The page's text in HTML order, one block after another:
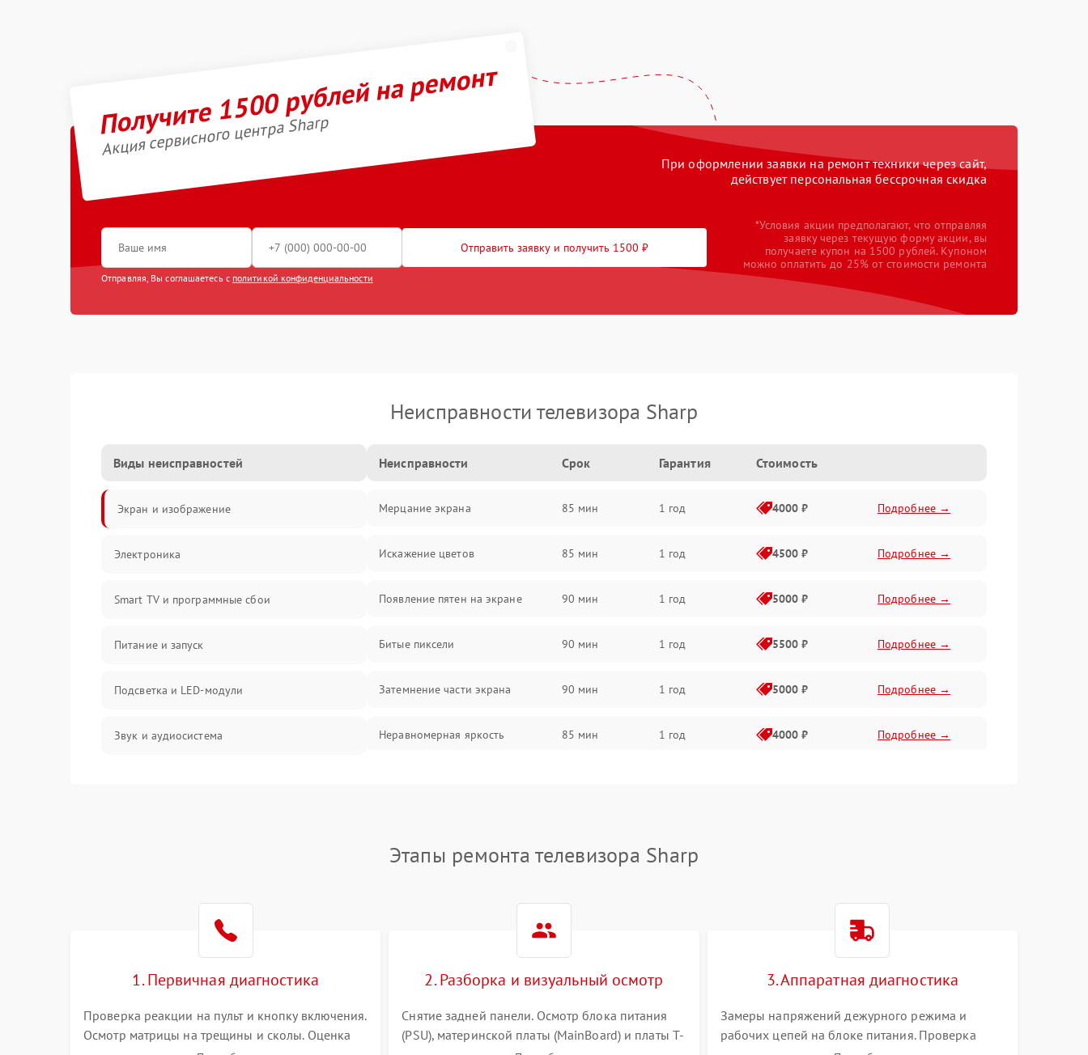
Получите 1500 рублей на ремонт
Акция сервисного центра Sharp
При оформлении заявки на ремонт техники через сайт,
действует персональная бессрочная скидка
Отправить заявку и получить 1500 ₽
Отправляя, Вы соглашаетесь с политикой конфиденциальности
*Условия акции предполагают, что отправляя
заявку через текущую форму акции, вы
получаете купон на 1500 рублей. Купоном
можно оплатить до 25% от стоимости ремонта
Неисправности телевизора Sharp
Виды неисправностей
Экран и изображение
Электроника
Smart TV и программные сбои
Питание и запуск
Подсветка и LED-модули
Звук и аудиосистема
Программное обеспечение
Корпус и механика
Неисправности Срок Гарантия Стоимость
Мерцание экрана 85 мин 1 год 4000 ₽ Подробнее →
Искажение цветов 85 мин 1 год 4500 ₽ Подробнее →
Появление пятен на экране 90 мин 1 год 5000 ₽ Подробнее →
Битые пиксели 90 мин 1 год 5500 ₽ Подробнее →
Затемнение части экрана 90 мин 1 год 5000 ₽ Подробнее →
Неравномерная яркость 85 мин 1 год 4000 ₽ Подробнее →
Этапы ремонта телевизора Sharp
1. Первичная диагностика
Проверка реакции на пульт и кнопку включения.
Осмотр матрицы на трещины и сколы. Оценка
2. Разборка и визуальный осмотр
Снятие задней панели. Осмотр блока питания
(PSU), материнской платы (MainBoard) и платы T-
3. Аппаратная диагностика
Замеры напряжений дежурного режима и
рабочих цепей на блоке питания. Проверка